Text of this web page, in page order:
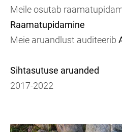
Meile osutab
Raamatupidamine
Meie aruandlust auditeerib
Sihtasutuse aruanded
2017-2022